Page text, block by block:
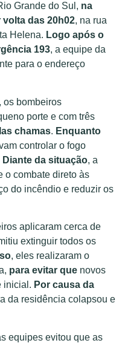
Grande do Sul, na
volta das 20h02, na rua
Helena. Logo após o
193, a equipe da
para o endereço
, os bombeiros
porte e com três
chamas. Enquanto
controlar o fogo
Diante da situação, a
o combate direto às
do incêndio e reduzir os
aplicaram cerca de
extinguir todos os
, eles realizaram o
para evitar que novos
inicial. Por causa da
da residência colapsou e
equipes evitou que as